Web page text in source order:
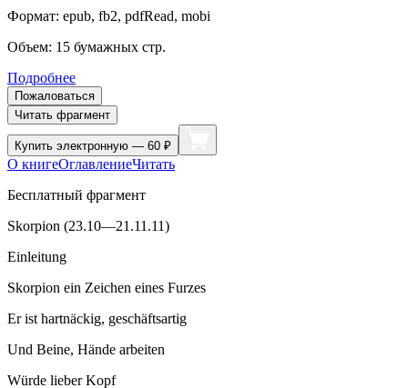
Формат: epub, fb2, pdfRead, mobi
Объем: 15 бумажных стр.
Подробнее
Пожаловаться
Читать фрагмент
Купить электронную — 60 ₽
О книгеОглавлениеЧитать
Бесплатный фрагмент
Skorpion (23.10—21.11.11)
Einleitung
Skorpion ein Zeichen eines Furzes
Er ist hartnäckig, geschäftsartig
Und Beine, Hände arbeiten
Würde lieber Kopf